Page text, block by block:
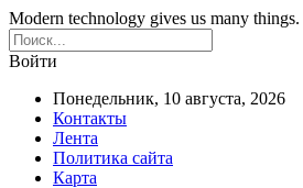
Modern technology gives us many things.
Войти
Понедельник, 10 августа, 2026
Контакты
Лента
Политика сайта
Карта